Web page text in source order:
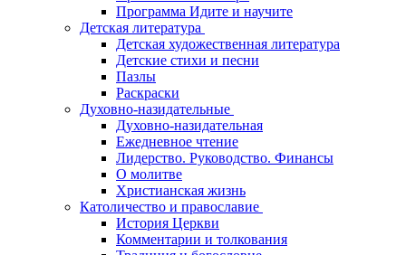
Программа Идите и научите
Детская литература
Детская художественная литература
Детские стихи и песни
Пазлы
Раскраски
Духовно-назидательные
Духовно-назидательная
Ежедневное чтение
Лидерство. Руководство. Финансы
О молитве
Христианская жизнь
Католичество и православие
История Церкви
Комментарии и толкования